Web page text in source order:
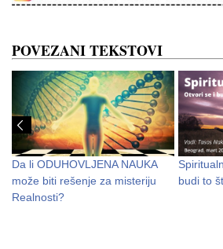
POVEZANI TEKSTOVI
Da li ODUHOVLJENA NAUKA
može biti rešenje za misteriju
Realnosti?
budi to